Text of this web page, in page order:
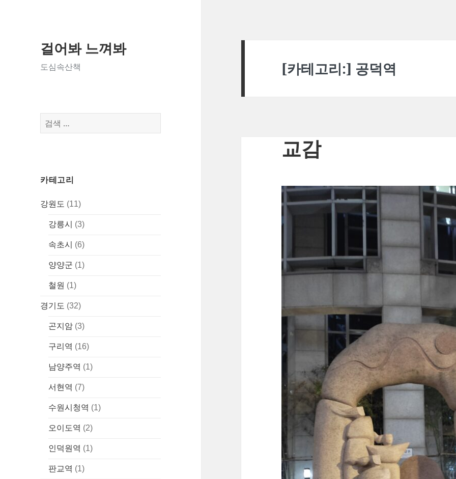
걸어봐 느껴봐
도심속산책
색:
카테고리
강원도 (11)
강릉시 (3)
속초시 (6)
양양군 (1)
철원 (1)
경기도 (32)
곤지암 (3)
구리역 (16)
남양주역 (1)
서현역 (7)
수원시청역 (1)
오이도역 (2)
인덕원역 (1)
판교역 (1)
[카테고리:] 공덕역
교감